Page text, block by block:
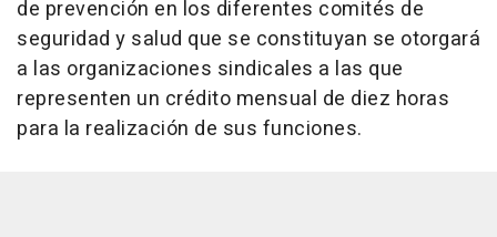
de prevención en los diferentes comités de
seguridad y salud que se constituyan se otorgará
a las organizaciones sindicales a las que
representen un crédito mensual de diez horas
para la realización de sus funciones.